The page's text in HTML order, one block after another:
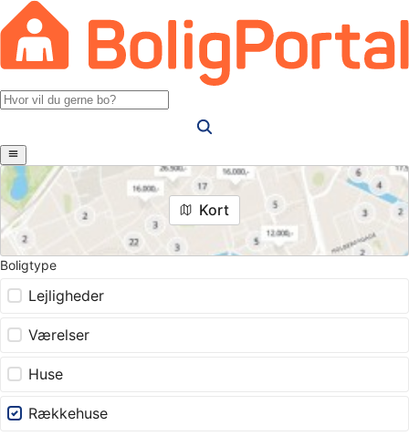
Kort
Boligtype
Lejligheder
Værelser
Huse
Rækkehuse